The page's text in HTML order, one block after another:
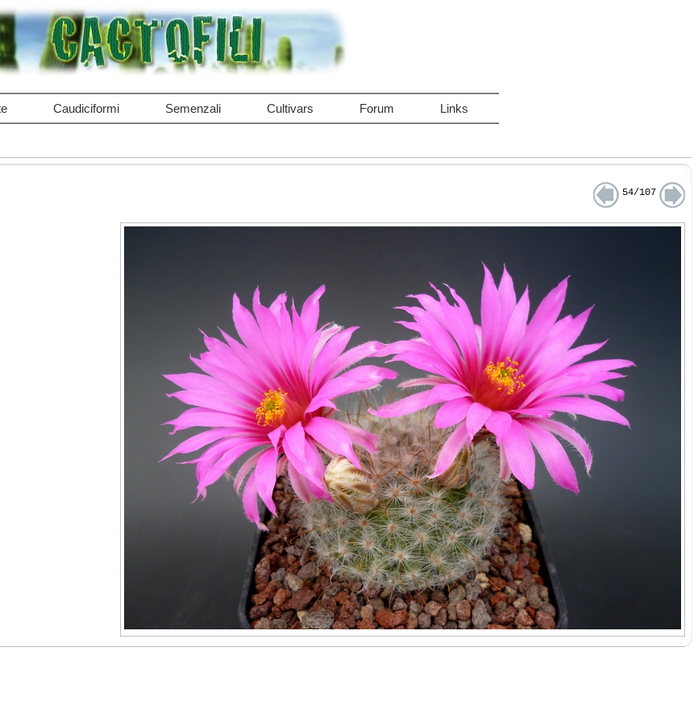
Caudiciformi Semenzali Cultivars Forum Links
54/107